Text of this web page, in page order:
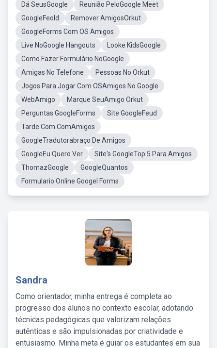
Dá SeusGoogle
Reunião PeloGoogle Meet
GoogleFeold
Remover AmigosOrkut
GoogleForms Com OS Amigos
Live NoGoogle Hangouts
Looke KidsGoogle
Como Fazer Formulário NoGoogle
Amigas No Telefone
Pessoas No Orkut
Jogos Para Jogar Com OSAmigos No Google
WebAmigo
Marque SeuAmigo Orkut
Perguntas GoogleForms
Site GoogleFeud
Tarde Com ComAmigos
GoogleTradutorabraço De Amigos
GoogleEu Quero Ver
Site's GoogleTop 5 Para Amigos
ThomazGoogle
GoogleQuantos
Formulario Online Googel Forms
Sandra
Como orientador, minha entrega é completa ao
progresso dos alunos no contexto escolar, adotando
técnicas pedagógicas que valorizam relações
autênticas e são impulsionadas por criatividade e
entusiasmo. Minha meta é guiar os estudantes em sua